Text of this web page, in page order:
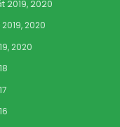
2019, 2020
2020
2020